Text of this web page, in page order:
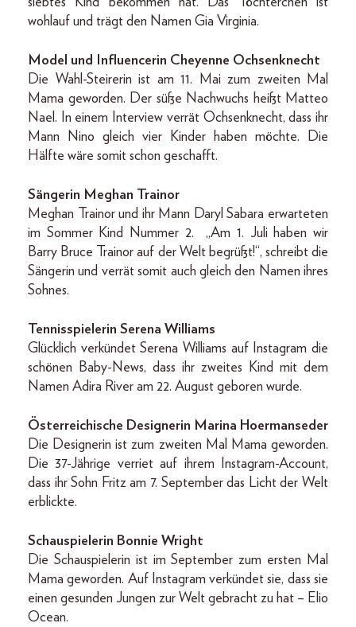
wohlauf und trägt den Namen Gia Virginia.
Model und Influencerin Cheyenne Ochsenknecht
Die Wahl-Steirerin ist am 11. Mai zum zweiten Mal
Mama geworden. Der süße Nachwuchs heißt Matteo
Nael. In einem Interview verrät Ochsenknecht, dass ihr
Mann Nino gleich vier Kinder haben möchte. Die
Hälfte wäre somit schon geschafft.
Sängerin Meghan Trainor
Meghan Trainor und ihr Mann Daryl Sabara erwarteten
im Sommer Kind Nummer 2. „Am 1. Juli haben wir
Barry Bruce Trainor auf der Welt begrüßt!“, schreibt die
Sängerin und verrät somit auch gleich den Namen ihres
Sohnes.
Tennisspielerin Serena Williams
Glücklich verkündet Serena Williams auf Instagram die
schönen Baby-News, dass ihr zweites Kind mit dem
Namen Adira River am 22. August geboren wurde.
Österreichische Designerin Marina Hoermanseder
Die Designerin ist zum zweiten Mal Mama geworden.
Die 37-Jährige verriet auf ihrem Instagram-Account,
dass ihr Sohn Fritz am 7. September das Licht der Welt
erblickte.
Schauspielerin Bonnie Wright
Die Schauspielerin ist im September zum ersten Mal
Mama geworden. Auf Instagram verkündet sie, dass sie
einen gesunden Jungen zur Welt gebracht zu hat – Elio
Ocean.